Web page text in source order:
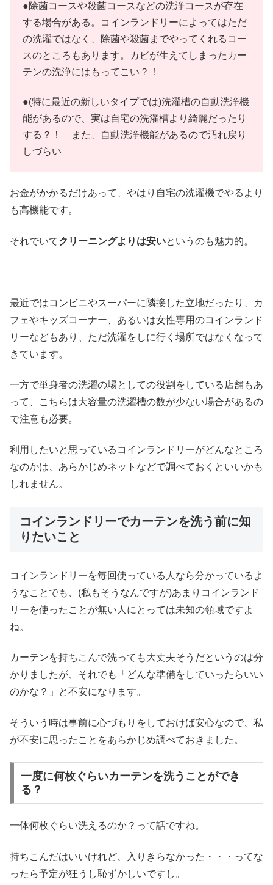
●除菌コースや殺菌コースなどの洗浄コースが存在
する場合がある。コインランドリーによってはただ
の洗濯ではなく、除菌や殺菌までやってくれるコー
スのところもあります。カビが生えてしまったカー
テンの洗浄にはもってこい？！
●(特に最近の新しいタイプでは)洗濯槽の自動洗浄機
能があるので、実は自宅の洗濯槽より綺麗だったり
する？！ また、自動洗浄機能があるので汚れ戻り
しづらい
お金がかかるだけあって、やはり自宅の洗濯機でやるより
も高機能です。
それでいてクリーニングよりは安いというのも魅力的。
最近ではコンビニやスーパーに隣接した立地だったり、カ
フェやキッズコーナー、あるいは女性専用のコインランド
リーなどもあり、ただ洗濯をしに行く場所ではなくなって
きています。
一方で単身者の洗濯の場としての役割をしている店舗もあ
って、こちらは大容量の洗濯槽の数が少ない場合があるの
で注意も必要。
利用したいと思っているコインランドリーがどんなところ
なのかは、あらかじめネットなどで調べておくといいかも
しれません。
コインランドリーでカーテンを洗う前に知
りたいこと
コインランドリーを毎回使っている人なら分かっているよ
うなことでも、(私もそうなんですが)あまりコインランド
リーを使ったことが無い人にとっては未知の領域ですよ
ね。
カーテンを持ちこんで洗っても大丈夫そうだというのは分
かりましたが、それでも「どんな準備をしていったらいい
のかな？」と不安になります。
そういう時は事前に心づもりをしておけば安心なので、私
が不安に思ったことをあらかじめ調べておきました。
一度に何枚ぐらいカーテンを洗うことができ
る？
一体何枚ぐらい洗えるのか？って話ですね。
持ちこんだはいいけれど、入りきらなかった・・・ってな
ったら予定が狂うし恥ずかしいですし。